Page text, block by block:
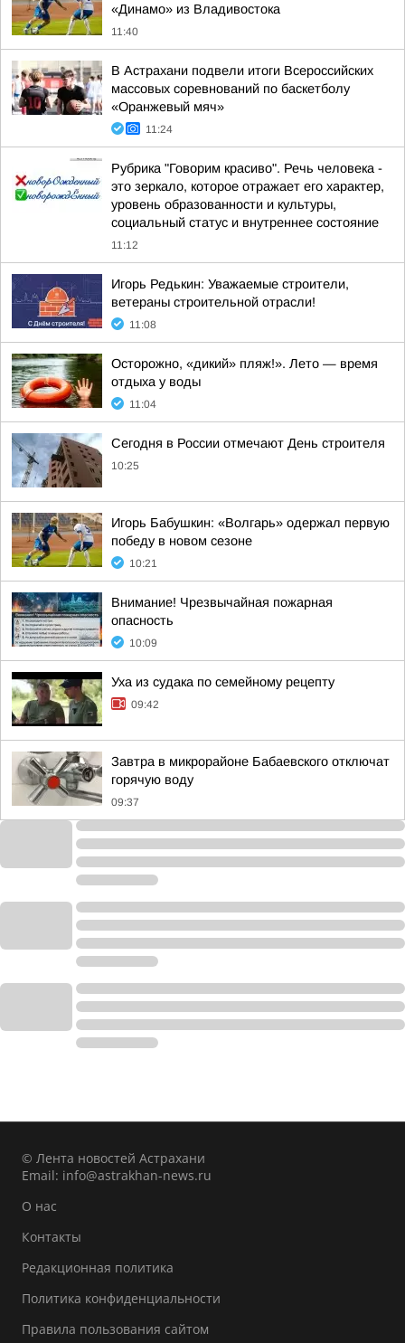
«Динамо» из Владивостока
11:40
В Астрахани подвели итоги Всероссийских
массовых соревнований по баскетболу
«Оранжевый мяч»
11:24
Рубрика "Говорим красиво". Речь человека -
это зеркало, которое отражает его характер,
уровень образованности и культуры,
социальный статус и внутреннее состояние
11:12
Игорь Редькин: Уважаемые строители,
ветераны строительной отрасли!
11:08
Осторожно, «дикий» пляж!». Лето — время
отдыха у воды
11:04
Сегодня в России отмечают День строителя
10:25
Игорь Бабушкин: «Волгарь» одержал первую
победу в новом сезоне
10:21
Внимание! Чрезвычайная пожарная
опасность
10:09
Уха из судака по семейному рецепту
09:42
Завтра в микрорайоне Бабаевского отключат
горячую воду
09:37
© Лента новостей Астрахани
Email: info@astrakhan-news.ru
О нас
Контакты
Редакционная политика
Политика конфиденциальности
Правила пользования сайтом